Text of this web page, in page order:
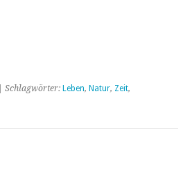
| Schlagwörter: Leben, Natur, Zeit,